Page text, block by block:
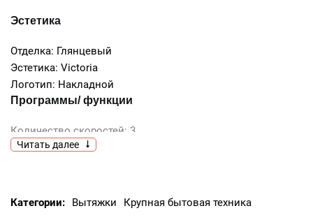
Эстетика
Отделка: Глянцевый
Эстетика: Victoria
Логотип: Накладной
Программы/ функции
Количество скоростей: 3
Интенсивный режим: Да
Количество переключателей: 2
Читать далее
Категории: Вытяжки Крупная бытовая техника